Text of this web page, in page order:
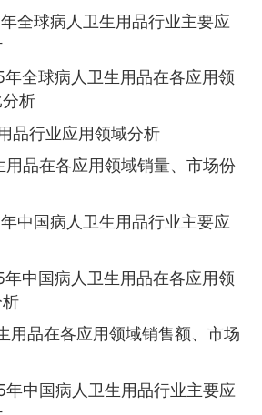
全球病人卫生用品行业主要应
全球病人卫生用品在各应用领
析
品行业应用领域分析
用品在各应用领域销量、市场份
中国病人卫生用品行业主要应
中国病人卫生用品在各应用领
用品在各应用领域销售额、市场
中国病人卫生用品行业主要应